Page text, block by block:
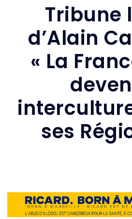
Tribune
d’Alain
« La
ses